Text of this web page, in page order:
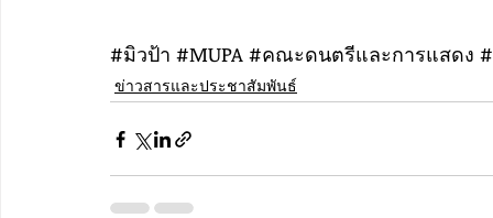
#มิวป้า #MUPA #คณะดนตรีและการแสดง
ข่าวสารและประชาสัมพันธ์